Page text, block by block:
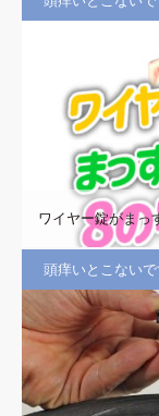
ワイヤー錠がまっ
頭痒いとこないで